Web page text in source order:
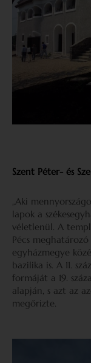
Szent Péter- és
„Aki
lapok a
véletlenül. A
Pécs
egyházmegye
bazilika is. A 11.
formáját a 19.
alapján, s azt az
megőrizte.